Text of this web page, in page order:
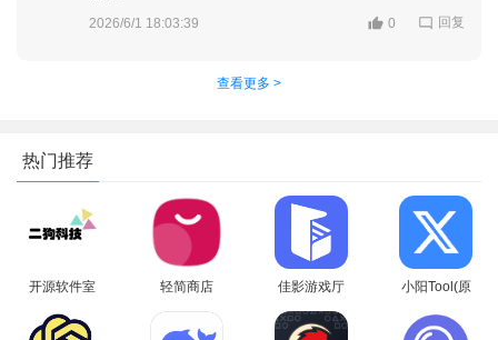
3D资源聚合：作为深艾视界打造的3D资源聚合平台，深AI幻
作，提升用户体验。
2026/6/1 18:03:39 0 回复
查看更多 >
热门推荐
开源软件室
机版
轻简商店
app安卓手
机版
佳影游戏厅
2官方最新
版本
小阳Tool(原
最新版本